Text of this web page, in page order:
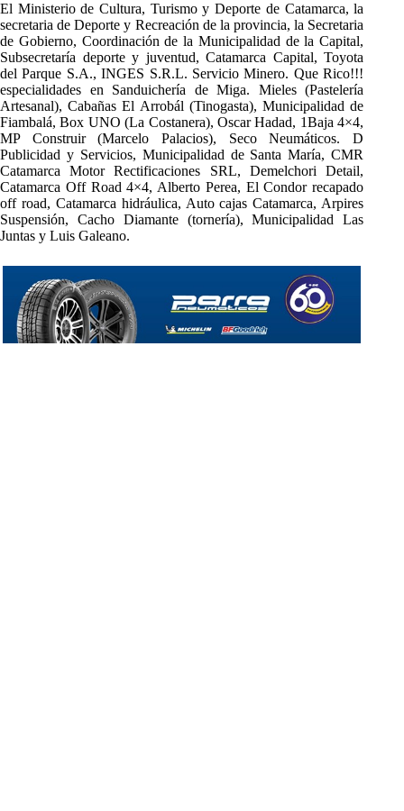
El Ministerio de Cultura, Turismo y Deporte de Catamarca, la
secretaria de Deporte y Recreación de la provincia, la Secretaria
de Gobierno, Coordinación de la Municipalidad de la Capital,
Subsecretaría deporte y juventud, Catamarca Capital, Toyota
del Parque S.A., INGES S.R.L. Servicio Minero. Que Rico!!!
especialidades en Sanduichería de Miga. Mieles (Pastelería
Artesanal), Cabañas El Arrobál (Tinogasta), Municipalidad de
Fiambalá, Box UNO (La Costanera), Oscar Hadad, 1Baja 4×4,
MP Construir (Marcelo Palacios), Seco Neumáticos. D
Publicidad y Servicios, Municipalidad de Santa María, CMR
Catamarca Motor Rectificaciones SRL, Demelchori Detail,
Catamarca Off Road 4×4, Alberto Perea, El Condor recapado
off road, Catamarca hidráulica, Auto cajas Catamarca, Arpires
Suspensión, Cacho Diamante (tornería), Municipalidad Las
Juntas y Luis Galeano.